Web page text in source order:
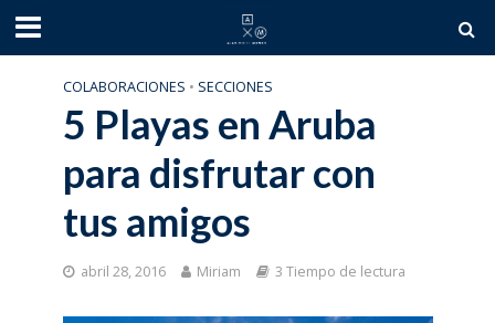
COLABORACIONES • SECCIONES
5 Playas en Aruba
para disfrutar con
tus amigos
abril 28, 2016 Miriam 3 Tiempo de lectura